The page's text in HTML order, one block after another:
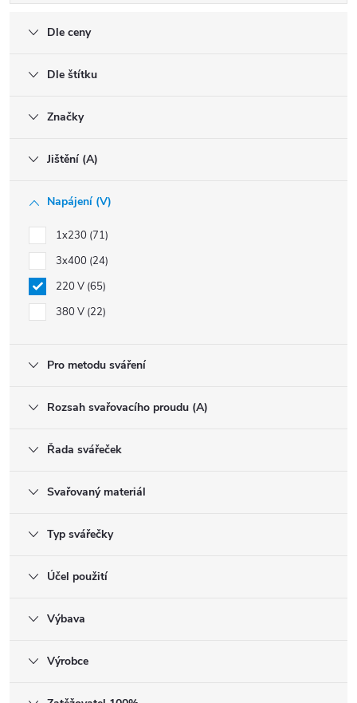
Dle ceny
Dle štítku
Značky
Jištění (A)
Napájení (V)
1x230 71
3x400 24
220 V 65
380 V 22
Pro metodu sváření
Rozsah svařovacího proudu (A)
Řada svářeček
Svařovaný materiál
Typ svářečky
Účel použití
Výbava
Výrobce